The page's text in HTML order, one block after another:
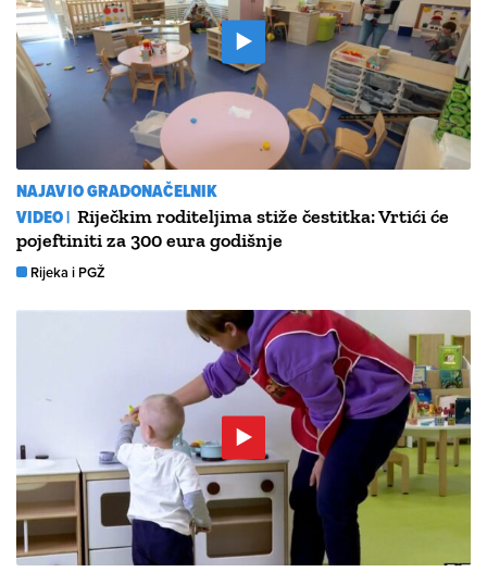
NAJAVIO GRADONAČELNIK
VIDEO | Riječkim roditeljima stiže čestitka: Vrtići će
pojeftiniti za 300 eura godišnje
Rijeka i PGŽ